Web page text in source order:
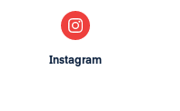
Instagram